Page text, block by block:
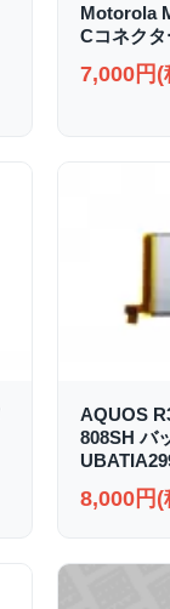
Motorola
Cコネク
7,000円(
AQUOS
808SH バ
8,000円(